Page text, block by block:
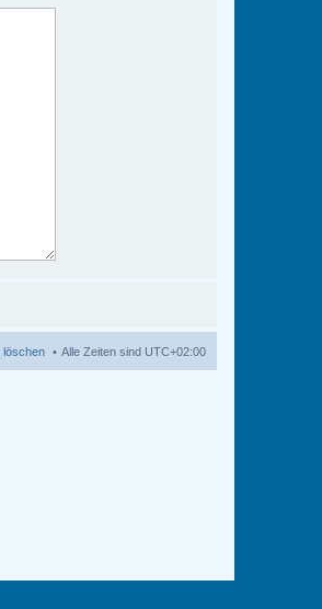
Alle Zeiten sind UTC+02:00
löschen